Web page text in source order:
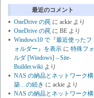
最近のコメント
OneDrive の罠 に ackie より
OneDrive の罠 に BE より
Windows10 で『最近使ったフ
ォルダー』を表示 に 特殊フォ
ルダ [Windows] – Site-
Builder.wiki より
NAS の納品とネットワーク構
築…の続き に ackie より
NAS の納品とネットワーク構